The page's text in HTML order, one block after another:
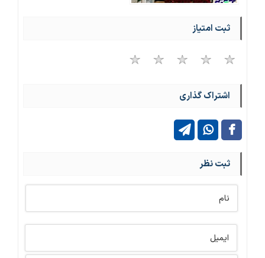
ثبت امتیاز
اشتراک گذاری
ثبت نظر